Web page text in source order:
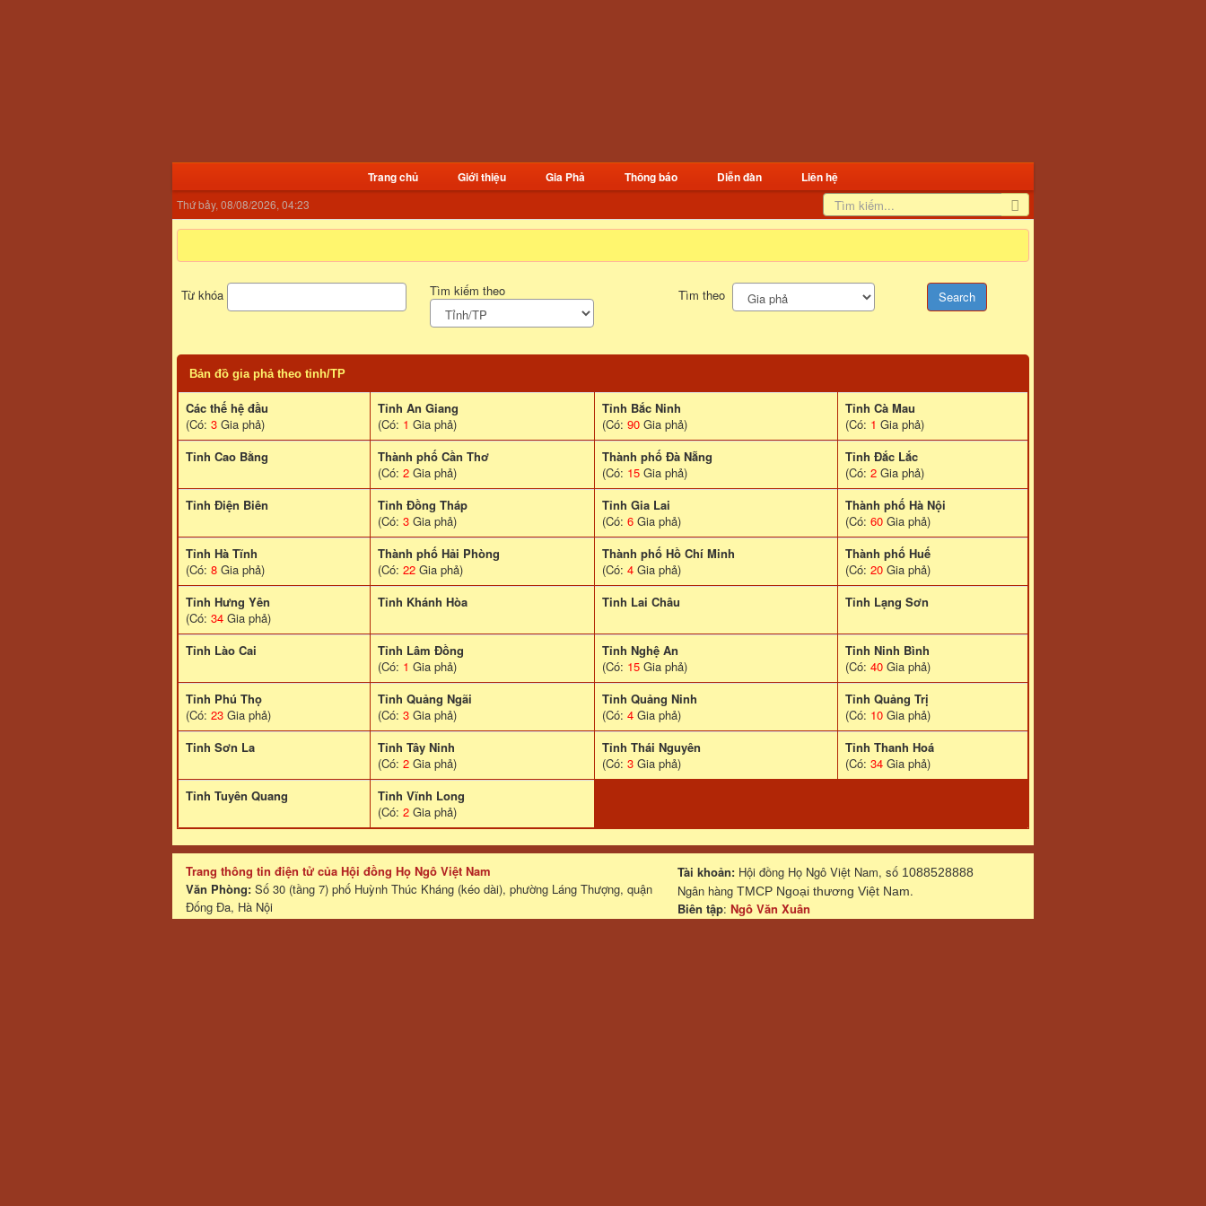
Trang chủ Giới thiệu Gia Phả Thông báo Diễn đàn Liên hệ
Thứ bảy, 08/08/2026, 04:23
Từ khóa Tìm kiếm theo Tìm theo
Bản đồ gia phả theo tỉnh/TP
Các thế hệ đầu
(Có: 3 Gia phả)
Tỉnh An Giang
(Có: 1 Gia phả)
Tỉnh Bắc Ninh
(Có: 90 Gia phả)
Tỉnh Cà Mau
(Có: 1 Gia phả)
Tỉnh Cao Bằng
Thành phố Cần Thơ
(Có: 2 Gia phả)
Thành phố Đà Nẵng
(Có: 15 Gia phả)
Tỉnh Đắc Lắc
(Có: 2 Gia phả)
Tỉnh Điện Biên
Tỉnh Đồng Tháp
(Có: 3 Gia phả)
Tỉnh Gia Lai
(Có: 6 Gia phả)
Thành phố Hà Nội
(Có: 60 Gia phả)
Tỉnh Hà Tĩnh
(Có: 8 Gia phả)
Thành phố Hải Phòng
(Có: 22 Gia phả)
Thành phố Hồ Chí Minh
(Có: 4 Gia phả)
Thành phố Huế
(Có: 20 Gia phả)
Tỉnh Hưng Yên
(Có: 34 Gia phả)
Tỉnh Khánh Hòa Tinh Lai Châu Tỉnh Lạng Sơn
Tỉnh Lào Cai
Tỉnh Lâm Đồng
(Có: 1 Gia phả)
Tỉnh Nghệ An
(Có: 15 Gia phả)
Tinh Ninh Bình
(Có: 40 Gia phả)
Tỉnh Phú Thọ
(Có: 23 Gia phả)
Tỉnh Quảng Ngãi
(Có: 3 Gia phả)
Tỉnh Quảng Ninh
(Có: 4 Gia phả)
Tỉnh Quảng Trị
(Có: 10 Gia phả)
Tinh Sơn La
Tỉnh Tây Ninh
(Có: 2 Gia phả)
Tỉnh Thái Nguyên
(Có: 3 Gia phả)
Tỉnh Thanh Hoá
(Có: 34 Gia phả)
Tỉnh Tuyên Quang
Tỉnh Vĩnh Long
(Có: 2 Gia phả)
Trang thông tin điện tử của Hội đồng Họ Ngô Việt Nam
Văn Phòng: Số 30 (tầng 7) phố Huỳnh Thúc Kháng (kéo dài), phường Láng Thượng, quận
Đống Đa, Hà Nội
Website: ngotoc.vn
Tài khoản: Hội đồng Họ Ngô Việt Nam, số 1088528888
Ngân hàngTMCP Ngoại thương Việt Nam.
Biên tập:Ngô Văn Xuân